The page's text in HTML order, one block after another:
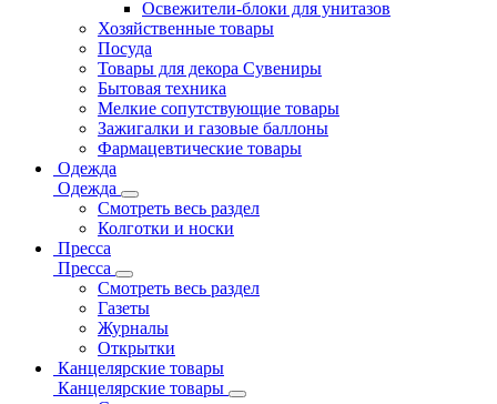
Освежители-блоки для унитазов
Хозяйственные товары
Посуда
Товары для декора Сувениры
Бытовая техника
Мелкие сопутствующие товары
Зажигалки и газовые баллоны
Фармацевтические товары
Одежда
Одежда
Смотреть весь раздел
Колготки и носки
Пресса
Пресса
Смотреть весь раздел
Газеты
Журналы
Открытки
Канцелярские товары
Канцелярские товары